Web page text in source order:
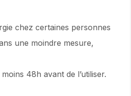
chez certaines personnes
une moindre mesure,
48h avant de l’utiliser.